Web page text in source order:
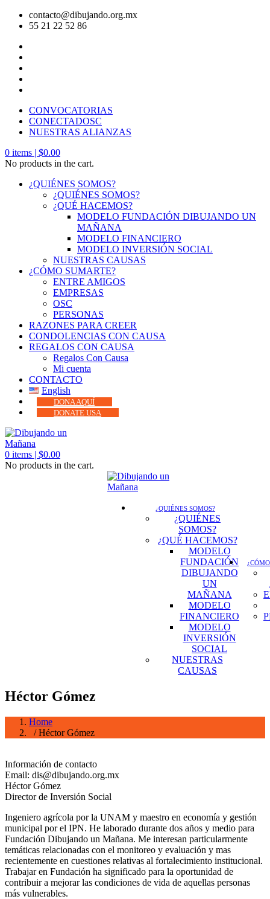
contacto@dibujando.org.mx
55 21 22 52 86
CONVOCATORIAS
CONECTADOSC
NUESTRAS ALIANZAS
0 items | $0.00
No products in the cart.
¿QUIÉNES SOMOS?
¿QUIÉNES SOMOS?
¿QUÉ HACEMOS?
MODELO FUNDACIÓN DIBUJANDO UN
MAÑANA
MODELO FINANCIERO
MODELO INVERSIÓN SOCIAL
NUESTRAS CAUSAS
¿CÓMO SUMARTE?
ENTRE AMIGOS
EMPRESAS
OSC
PERSONAS
RAZONES PARA CREER
CONDOLENCIAS CON CAUSA
REGALOS CON CAUSA
Regalos Con Causa
Mi cuenta
CONTACTO
English
DONA AQUÍ
DONATE USA
0 items | $0.00
No products in the cart.
¿QUIÉNES SOMOS?
¿QUIÉNES
SOMOS?
¿QUÉ HACEMOS?
MODELO
FUNDACIÓN
DIBUJANDO
UN
MAÑANA
MODELO
FINANCIERO
MODELO
INVERSIÓN
SOCIAL
NUESTRAS
CAUSAS
Héctor Gómez
Home
/ Héctor Gómez
Información de contacto
Email: dis@dibujando.org.mx
Héctor Gómez
Director de Inversión Social
Ingeniero agrícola por la UNAM y maestro en economía y gestión
municipal por el IPN. He laborado durante dos años y medio para
Fundación Dibujando un Mañana. Me interesan particularmente
temáticas relacionadas con el monitoreo y evaluación y mas
recientemente en cuestiones relativas al fortalecimiento institucional.
Trabajar en Fundación ha significado para la oportunidad de
contribuir a mejorar las condiciones de vida de aquellas personas
más vulnerables.